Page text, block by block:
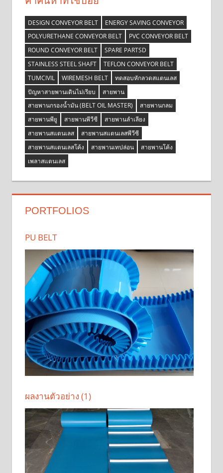
DESIGN CONVEYOR BELT
ENERGY SAVING CONVEYOR
POLYURETHANE CONVEYOR BELT
PVC CONVEYOR BELT
ROUND CONVEYOR BELT
SPARE PARTSD
STAINLESS STEEL SHAFT
TEFLON CONVEYOR BELT
TUMCIVIL
WIREMESH BELT
ทดสอบหักลวดสแตนเลส
ปัญหาสายพานเดินไม่เรียบ
สายพาน
สายพานกรองน้ำมัน (BELT OIL MASTER)
สายพานกลม
สายพานพียู
สายพานพีวีซี
สายพานลำเลียง
สายพานสแตนเลส
สายพานสแตนเลสพีวีซี
สายพานสแตนเลสโค้ง
สายพานเทปล่อน
สายพานโค้ง
เพลาสแตนเลส
PORTFOLIOS
PU BELT
ผลงานตัวอย่าง (1)